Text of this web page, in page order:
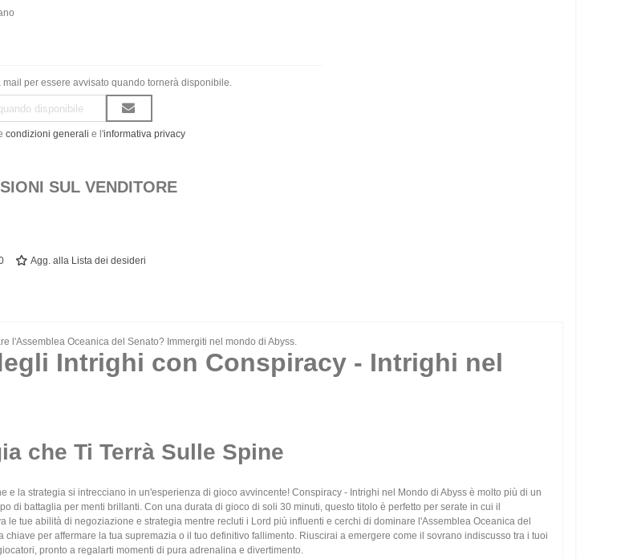
mail per essere avvisato quando tornerà disponibile.
condizioni generali e l'informativa privacy
SUL VENDITORE
Agg. alla Lista dei desideri
l'Assemblea Oceanica del Senato? Immergiti nel mondo di Abyss.
Intrighi con Conspiracy - Intrighi nel
che Ti Terrà Sulle Spine
e la strategia si intrecciano in un'esperienza di gioco avvincente! Conspiracy - Intrighi nel Mondo di Abyss è molto più di un
di battaglia per menti brillanti. Con una durata di gioco di soli 30 minuti, questo titolo è perfetto per serate in cui il
le tue abilità di negoziazione e strategia mentre recluti i Lord più influenti e cerchi di dominare l'Assemblea Oceanica del
per affermare la tua supremazia o il tuo definitivo fallimento. Riuscirai a emergere come il sovrano indiscusso tra i tuoi
pronto a regalarti momenti di pura adrenalina e divertimento.